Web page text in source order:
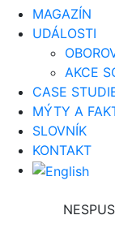
MAGAZÍN
UDÁLOSTI
AKCE
CASE
MÝTY A
SLOVNÍK
KONTAKT